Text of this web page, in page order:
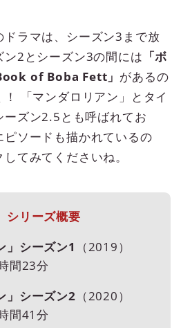
ドラマは、シーズン3まで放
2とシーズン3の間には 「ボ
of Boba Fett」 があるの
「マンダロリアン」とタイ
ーズン2.5とも呼ばれてお
ピソードも描かれているの
てみてくださいね。
シリーズ概要
」シーズン1
（2019）
間23分
」シーズン2 （2020）
間41分